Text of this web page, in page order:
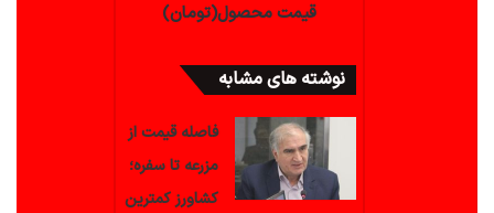
قیمت محصول(تومان)
نوشته های مشابه
فاصله قیمت از
مزرعه تا سفره؛
کشاورز کمترین